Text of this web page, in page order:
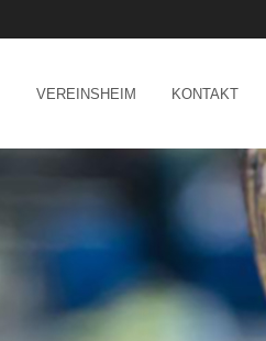
VEREINSHEIM KONTAKT